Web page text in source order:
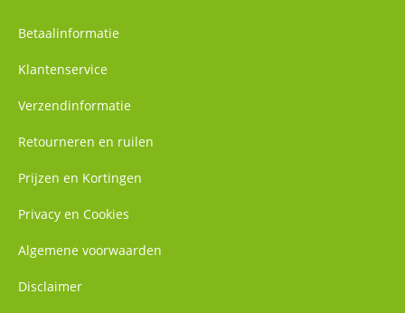
Betaalinformatie
Klantenservice
Verzendinformatie
Retourneren en ruilen
Prijzen en Kortingen
Privacy en Cookies
Algemene voorwaarden
Disclaimer